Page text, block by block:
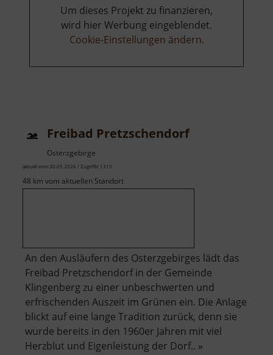
Um dieses Projekt zu finanzieren,
wird hier Werbung eingeblendet.
Cookie-Einstellungen ändern.
Freibad Pretzschendorf
Osterzgebirge
aktuell vom 30.05.2026 / Zugriffe: 1315
48 km vom aktuellen Standort
An den Ausläufern des Osterzgebirges lädt das
Freibad Pretzschendorf in der Gemeinde
Klingenberg zu einer unbeschwerten und
erfrischenden Auszeit im Grünen ein. Die Anlage
blickt auf eine lange Tradition zurück, denn sie
wurde bereits in den 1960er Jahren mit viel
Herzblut und Eigenleistung der Dorf.. »